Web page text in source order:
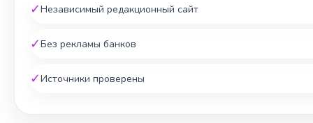
✓Независимый редакционный сайт
✓Без рекламы банков
✓Источники проверены